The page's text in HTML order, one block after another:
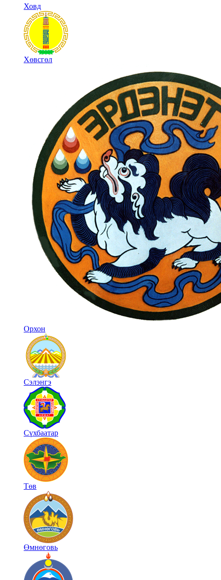
Ховд
Хөвсгөл
Орхон
Сэлэнгэ
Сүхбаатар
Төв
Өмнөговь